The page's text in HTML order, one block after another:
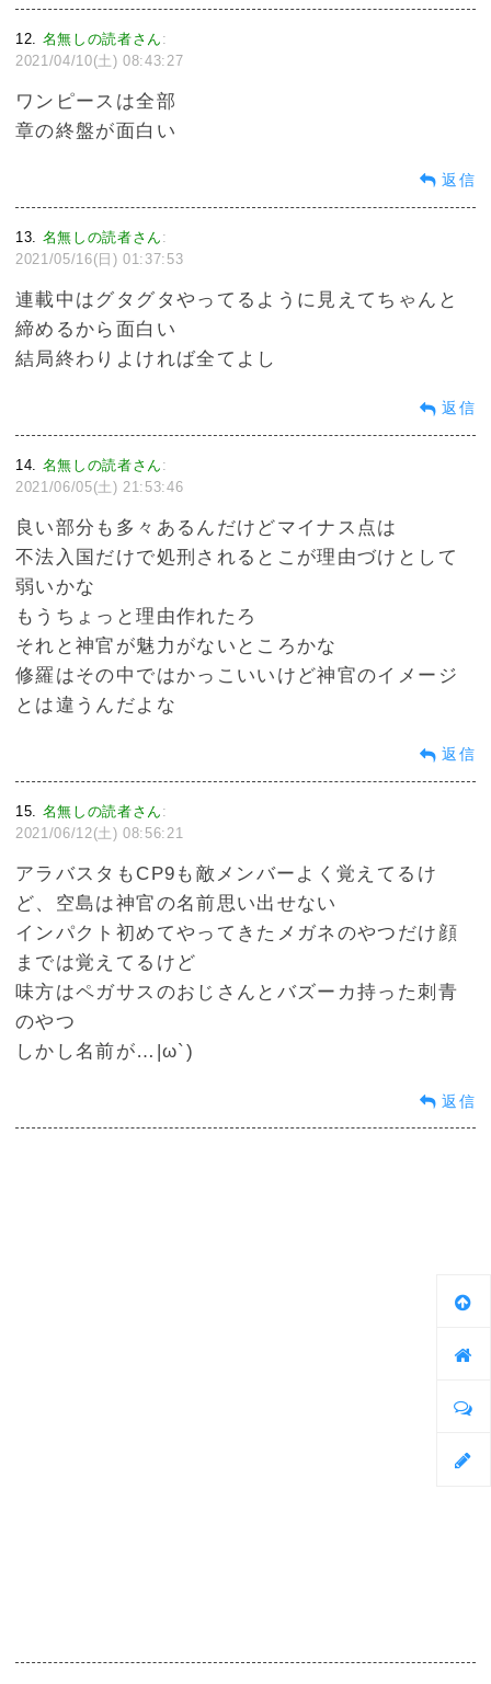
12 名無しの読者さん :
2021/04/10(土) 08:43:27
ワンピースは全部
章の終盤が面白い
返信
13 名無しの読者さん :
2021/05/16(日) 01:37:53
連載中はグタグタやってるように見えてちゃんと
締めるから面白い
結局終わりよければ全てよし
返信
14 名無しの読者さん :
2021/06/05(土) 21:53:46
良い部分も多々あるんだけどマイナス点は
不法入国だけで処刑されるとこが理由づけとして
弱いかな
もうちょっと理由作れたろ
それと神官が魅力がないところかな
修羅はその中ではかっこいいけど神官のイメージ
とは違うんだよな
返信
15 名無しの読者さん :
2021/06/12(土) 08:56:21
アラバスタもCP9も敵メンバーよく覚えてるけ
ど、空島は神官の名前思い出せない
インパクト初めてやってきたメガネのやつだけ顔
までは覚えてるけど
味方はペガサスのおじさんとバズーカ持った刺青
のやつ
しかし名前が…|ω`)
返信